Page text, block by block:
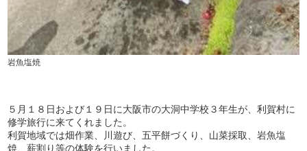
岩魚塩焼
５月１８日および１９日に大阪市の大洞中学校３年生が、利賀村に
修学旅行に来てくれました。
利賀地域では畑作業、川遊び、五平餅づくり、山菜採取、岩魚塩
焼、薪割り等の体験を行いました。